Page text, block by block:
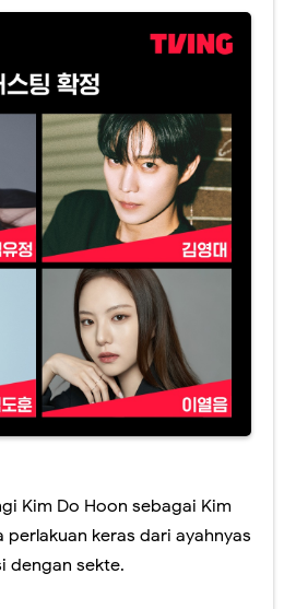
Kim Do Hoon sebagai Kim
perlakuan keras dari ayahnyas
dengan sekte.